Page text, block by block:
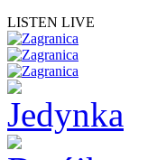
LISTEN LIVE